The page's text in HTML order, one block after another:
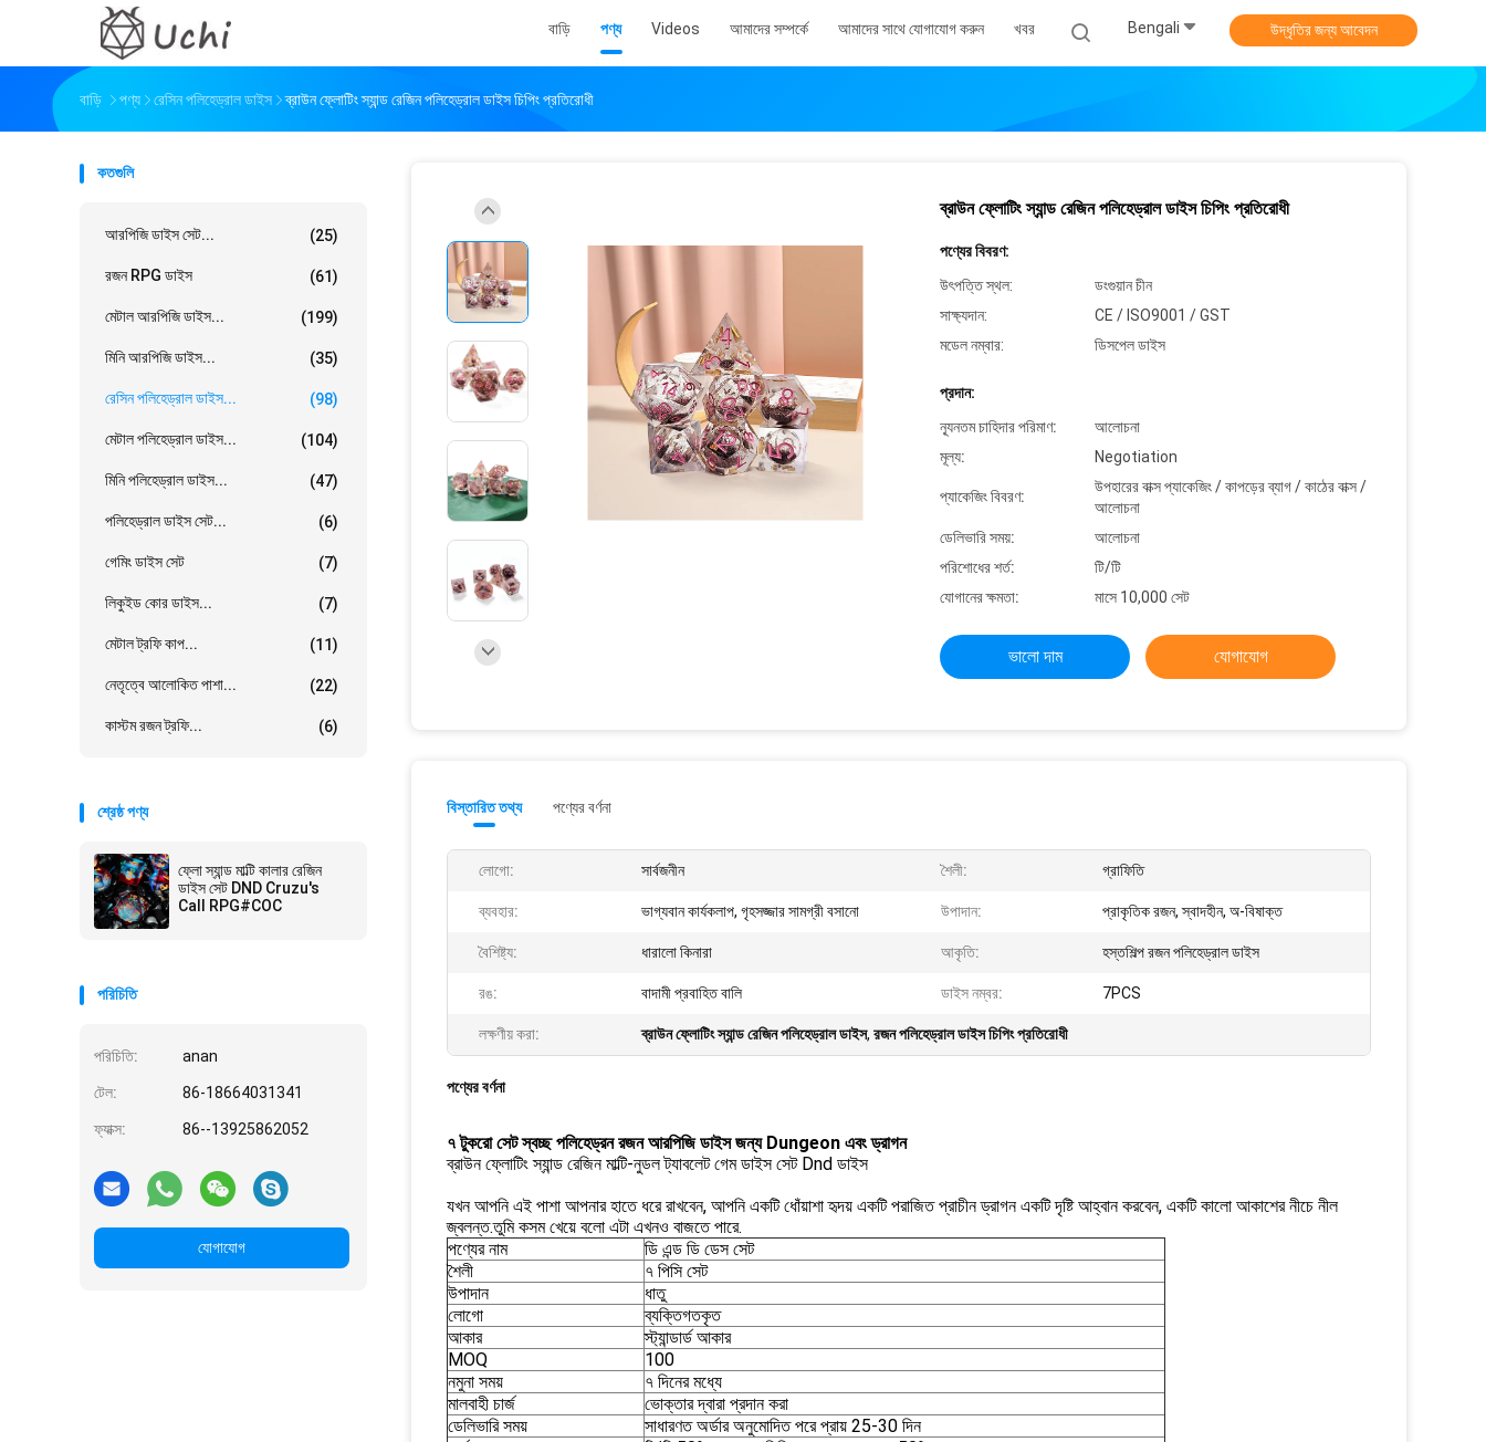
বাড়ি পণ্য Videos আমাদের সম্পর্কে আমাদের সাথে যোগাযোগ করুন খবর Bengali উদ্ধৃতির জন্য আবেদন
বাড়ি পণ্য রেসিন পলিহেড্রাল ডাইস ব্রাউন ফ্লোটিং স্যান্ড রেজিন পলিহেড্রাল ডাইস চিপিং প্রতিরোধী
কতগুলি
আরপিজি ডাইস সেট... (25)
রজন RPG ডাইস (61)
মেটাল আরপিজি ডাইস... (199)
মিনি আরপিজি ডাইস... (35)
রেসিন পলিহেড্রাল ডাইস... (98)
মেটাল পলিহেড্রাল ডাইস... (104)
মিনি পলিহেড্রাল ডাইস... (47)
পলিহেড্রাল ডাইস সেট... (6)
গেমিং ডাইস সেট (7)
লিকুইড কোর ডাইস... (7)
মেটাল ট্রফি কাপ... (11)
নেতৃত্বে আলোকিত পাশা... (22)
কাস্টম রজন ট্রফি... (6)
শ্রেষ্ঠ পণ্য
ফ্লো স্যান্ড মাল্টি কালার রেজিন
ডাইস সেট DND Cruzu's
Call RPG#COC
পরিচিতি
পরিচিতি: anan
টেল: 86-18664031341
ফ্যাক্স: 86--13925862052
যোগাযোগ
ব্রাউন ফ্লোটিং স্যান্ড রেজিন পলিহেড্রাল ডাইস চিপিং প্রতিরোধী
পণ্যের বিবরণ:
উৎপত্তি স্থল:
ডংগুয়ান চীন
সাক্ষ্যদান:
CE / ISO9001 / GST
মডেল নম্বার:
ডিসপেল ডাইস
প্রদান:
ন্যূনতম চাহিদার পরিমাণ:
আলোচনা
মূল্য:
Negotiation
প্যাকেজিং বিবরণ:
উপহারের বাক্স প্যাকেজিং / কাপড়ের ব্যাগ / কাঠের বাক্স /
আলোচনা
ডেলিভারি সময়:
আলোচনা
পরিশোধের শর্ত:
টি/টি
যোগানের ক্ষমতা:
মাসে 10,000 সেট
ভালো দাম যোগাযোগ
বিস্তারিত তথ্য পণ্যের বর্ণনা
লোগো: সার্বজনীন শৈলী: গ্রাফিতি
ব্যবহার: ভাগ্যবান কার্যকলাপ, গৃহসজ্জার সামগ্রী বসানো উপাদান: প্রাকৃতিক রজন, স্বাদহীন, অ-বিষাক্ত
বৈশিষ্ট্য: ধারালো কিনারা আকৃতি: হস্তশিল্প রজন পলিহেড্রাল ডাইস
রঙ: বাদামী প্রবাহিত বালি ডাইস নম্বর: 7PCS
লক্ষণীয় করা: ব্রাউন ফ্লোটিং স্যান্ড রেজিন পলিহেড্রাল ডাইস, রজন পলিহেড্রাল ডাইস চিপিং প্রতিরোধী
পণ্যের বর্ণনা
৭ টুকরো সেট স্বচ্ছ পলিহেড্রন রজন আরপিজি ডাইস জন্য Dungeon এবং ড্রাগন
ব্রাউন ফ্লোটিং স্যান্ড রেজিন মাল্টি-নুডল ট্যাবলেট গেম ডাইস সেট Dnd ডাইস
যখন আপনি এই পাশা আপনার হাতে ধরে রাখবেন, আপনি একটি ধোঁয়াশা হৃদয় একটি পরাজিত প্রাচীন ড্রাগন একটি দৃষ্টি আহ্বান করবেন, একটি কালো আকাশের নীচে নীল
জ্বলন্ত.তুমি কসম খেয়ে বলো এটা এখনও বাজতে পারে.
পণ্যের নাম
ডি এন্ড ডি ডেস সেট
শৈলী
৭ পিসি সেট
উপাদান
ধাতু
লোগো
ব্যক্তিগতকৃত
আকার
স্ট্যান্ডার্ড আকার
MOQ
100
নমুনা সময়
৭ দিনের মধ্যে
মালবাহী চার্জ
ভোক্তার দ্বারা প্রদান করা
ডেলিভারি সময়
সাধারণত অর্ডার অনুমোদিত পরে প্রায় 25-30 দিন